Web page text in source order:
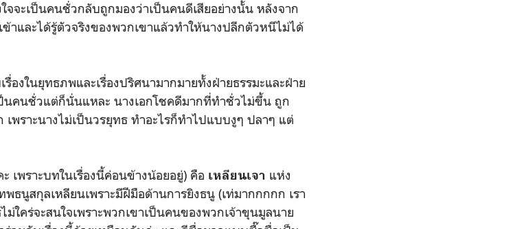
จะเป็นคนชั่วกลับถูกมองว่าเป็นคนดีเสียอย่างนั้น หลังจาก
และได้รู้ตัวจริงของพวกเขาแล้วทำให้นางปลีกตัวหนีไม่ได้
ในยุทธภพและเรื่องปริศนามากมายทั้งฝ่ายธรรมะและฝ่าย
นคนชั่วแต่ก็นั่นแหละ นางเอกโชคดีมากที่ทำชั่วไม่ขึ้น ถูก
พราะนางไม่เป็นวรยุทธ ทำอะไรก็ทำไปแบบงูๆ ปลาๆ แต่
พราะบทในเรื่องนี้ค่อนข้างน้อยอยู่) คือ เหลียนเจา แห่ง
พธนูสกุลเหลียนเพราะมีฝีมือด้านการยิงธนู (เท่มากกกกก เรา
ใคร่จะสนใจเพราะพวกเขาเป็นคนของพวกเจ้าขุนมูลนาย